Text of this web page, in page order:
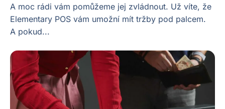
A moc rádi vám pomůžeme jej zvládnout. Už víte, že
Elementary POS vám umožní mít tržby pod palcem.
A pokud...